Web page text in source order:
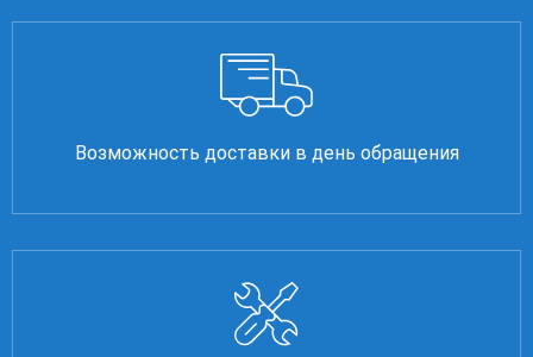
Возможность доставки в день обращения